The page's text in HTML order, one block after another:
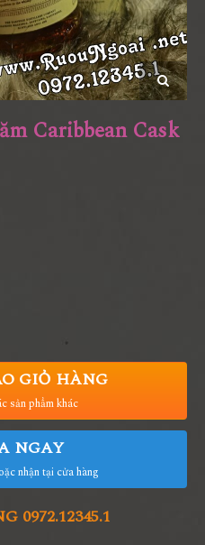
Caribbean Cask
GIỎ HÀNG
sản phẩm khác
NGAY
nhận tại cửa hàng
0972.12345.1